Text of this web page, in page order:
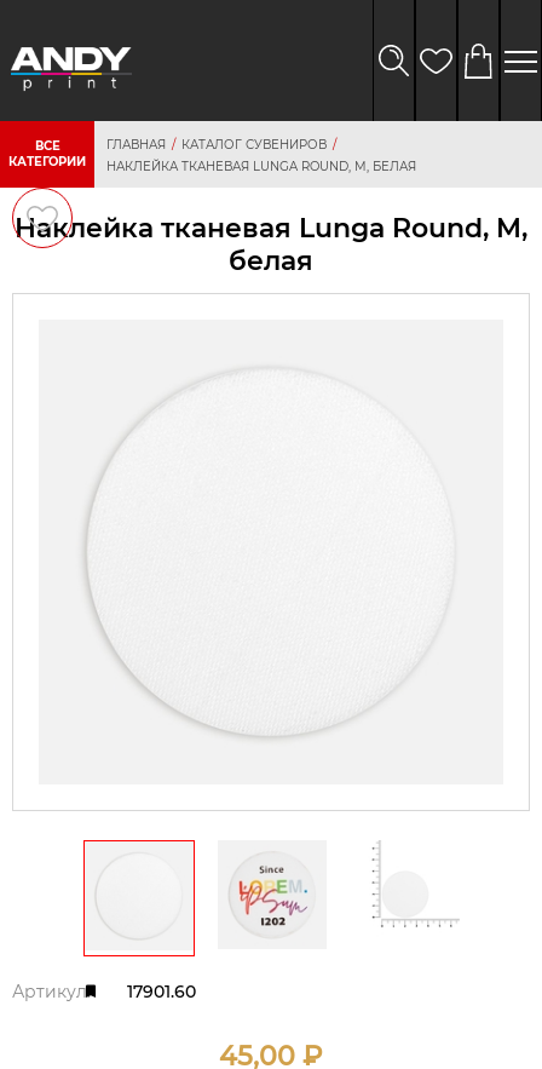
ВСЕ
КАТЕГОРИИ
ГЛАВНАЯ
КАТАЛОГ СУВЕНИРОВ
НАКЛЕЙКА ТКАНЕВАЯ LUNGA ROUND, M, БЕЛАЯ
Наклейка тканевая Lunga Round, M,
белая
Артикул: 17901.60
45,00 ₽